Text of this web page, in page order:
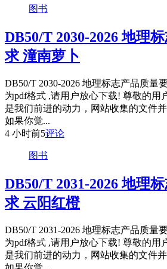
图书
DB50/T 2030-2026 地理
求 潼南萝卜
DB50/T 2030-2026 地理标志产品质量
为pdf格式 ,请用户放心下载! 尊敬的用
是我们前进的动力，网站收集的文件
如果你觉...
4 小时前5评论
图书
DB50/T 2031-2026 地理
求 云阳红橙
DB50/T 2031-2026 地理标志产品质量
为pdf格式 ,请用户放心下载! 尊敬的用
是我们前进的动力，网站收集的文件